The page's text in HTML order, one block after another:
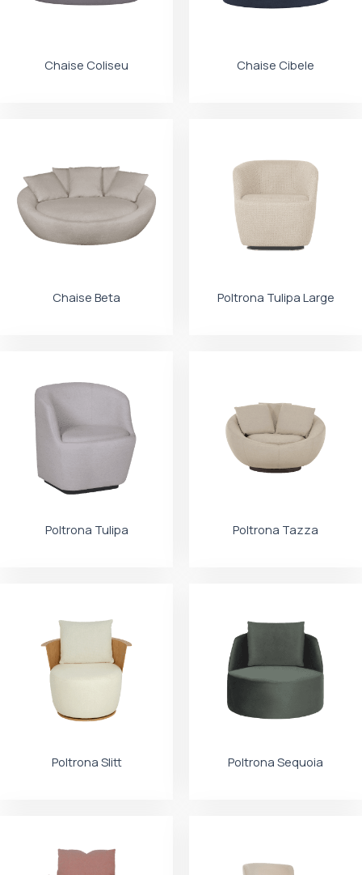
Chaise Coliseu Chaise Cibele
Chaise Beta Poltrona Tulipa Large
Poltrona Tulipa Poltrona Tazza
Poltrona Slitt Poltrona Sequoia